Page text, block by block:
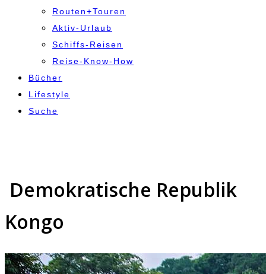
Routen+Touren
Aktiv-Urlaub
Schiffs-Reisen
Reise-Know-How
Bücher
Lifestyle
Suche
Demokratische Republik
Kongo